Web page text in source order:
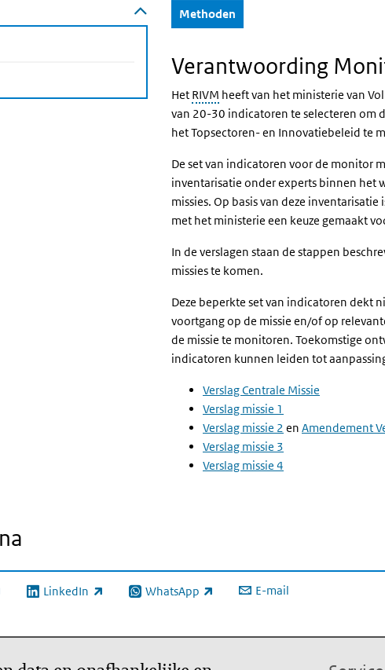
Methoden
Verantwoording
Het RIVM heeft van het ministerie van
van 20-30 indicatoren te selecteren om
het Topsectoren- en Innovatiebeleid te
De set van indicatoren voor de monitor
inventarisatie onder experts binnen het
missies. Op basis van deze
met het ministerie een keuze gemaakt
In de verslagen staan de stappen
missies te komen.
Deze beperkte set van indicatoren dekt
voortgang op de missie en/of op
de missie te monitoren. Toekomstige
indicatoren kunnen leiden tot
Verslag Centrale Missie
Verslag missie 1
Verslag missie 2 en Amendement
Verslag missie 3
Verslag missie 4
link) LinkedIn
(externe link) WhatsApp
(externe link) E-mail